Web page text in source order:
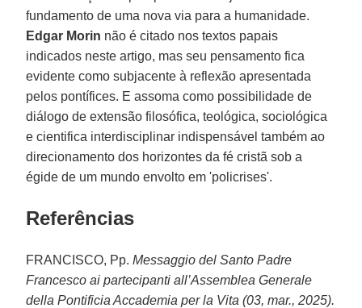
fundamento de uma nova via para a humanidade.
Edgar Morin não é citado nos textos papais
indicados neste artigo, mas seu pensamento fica
evidente como subjacente à reflexão apresentada
pelos pontífices. E assoma como possibilidade de
diálogo de extensão filosófica, teológica, sociológica
e cientifica interdisciplinar indispensável também ao
direcionamento dos horizontes da fé cristã sob a
égide de um mundo envolto em 'policrises'.
Referências
FRANCISCO, Pp.Messaggio del Santo Padre
Francesco ai partecipanti all’Assemblea Generale
della Pontificia Accademia per la Vita (03, mar., 2025).